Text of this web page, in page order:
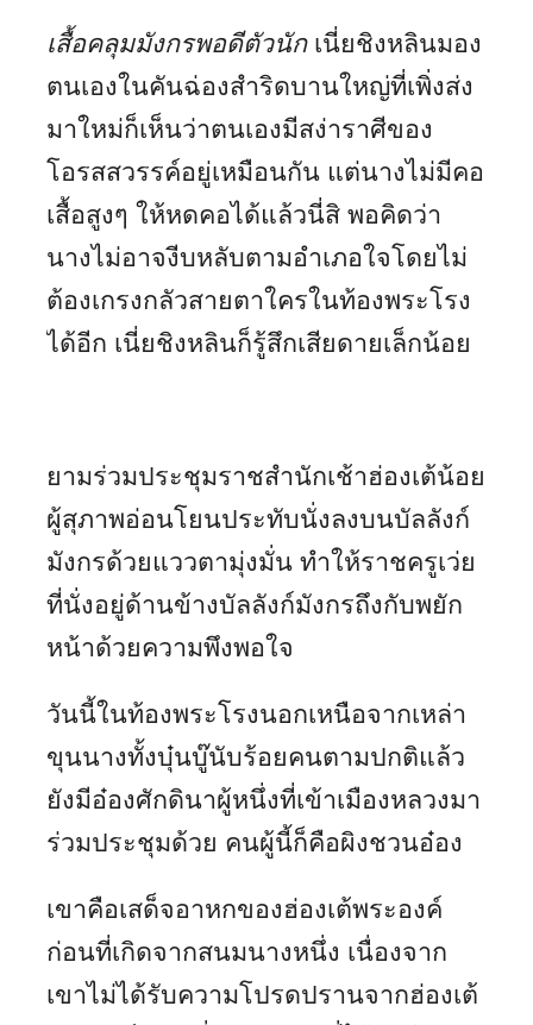
เสื้อคลุมมังกรพอดีตัวนักเนี่ยชิงหลินมอง
ตนเองในคันฉ่องสำริดบานใหญ่ที่เพิ่งส่ง
มาใหม่ก็เห็นว่าตนเองมีสง่าราศีของ
โอรสสวรรค์อยู่เหมือนกัน แต่นางไม่มีคอ
เสื้อสูงๆ ให้หดคอได้แล้วนี่สิ พอคิดว่า
นางไม่อาจงีบหลับตามอำเภอใจโดยไม่
ต้องเกรงกลัวสายตาใครในท้องพระโรง
ได้อีก เนี่ยชิงหลินก็รู้สึกเสียดายเล็กน้อย
ยามร่วมประชุมราชสำนักเช้าฮ่องเต้น้อย
ผู้สุภาพอ่อนโยนประทับนั่งลงบนบัลลังก์
มังกรด้วยแววตามุ่งมั่น ทำให้ราชครูเว่ย
ที่นั่งอยู่ด้านข้างบัลลังก์มังกรถึงกับพยัก
หน้าด้วยความพึงพอใจ
วันนี้ในท้องพระโรงนอกเหนือจากเหล่า
ขุนนางทั้งบุ๋นบู๊นับร้อยคนตามปกติแล้ว
ยังมีอ๋องศักดินาผู้หนึ่งที่เข้าเมืองหลวงมา
ร่วมประชุมด้วย คนผู้นี้ก็คือผิงชวนอ๋อง
เขาคือเสด็จอาหกของฮ่องเต้พระองค์
ก่อนที่เกิดจากสนมนางหนึ่ง เนื่องจาก
เขาไม่ได้รับความโปรดปรานจากฮ่องเต้